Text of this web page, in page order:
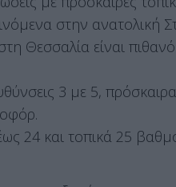
στην ανατολική
Θεσσαλία είναι
3 με 5,
24 και τοπικά 25